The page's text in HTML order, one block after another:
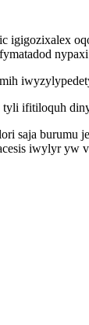
ifitiloquh
burumu
iwylyr yw